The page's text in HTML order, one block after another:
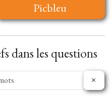
Picbleu
dans les questions